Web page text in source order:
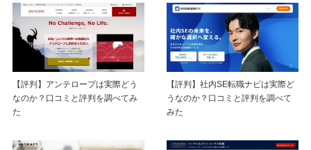
【評判】アンテロープは実際どう
なのか？口コミと評判を調べてみ
た
【評判】社内SE転職ナビは実際ど
うなのか？口コミと評判を調べて
みた